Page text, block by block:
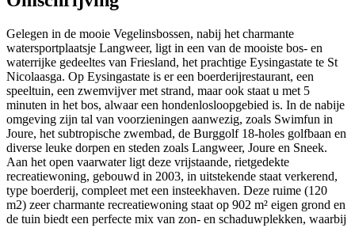
Gelegen in de mooie Vegelinsbossen, nabij het charmante
watersportplaatsje Langweer, ligt in een van de mooiste bos- en
waterrijke gedeeltes van Friesland, het prachtige Eysingastate te St
Nicolaasga. Op Eysingastate is er een boerderijrestaurant, een
speeltuin, een zwemvijver met strand, maar ook staat u met 5
minuten in het bos, alwaar een hondenlosloopgebied is. In de nabije
omgeving zijn tal van voorzieningen aanwezig, zoals Swimfun in
Joure, het subtropische zwembad, de Burggolf 18-holes golfbaan en
diverse leuke dorpen en steden zoals Langweer, Joure en Sneek.
Aan het open vaarwater ligt deze vrijstaande, rietgedekte
recreatiewoning, gebouwd in 2003, in uitstekende staat verkerend,
type boerderij, compleet met een insteekhaven. Deze ruime (120
m2) zeer charmante recreatiewoning staat op 902 m² eigen grond en
de tuin biedt een perfecte mix van zon- en schaduwplekken, waarbij